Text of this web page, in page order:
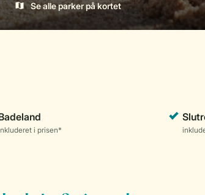
Se alle parker på kortet